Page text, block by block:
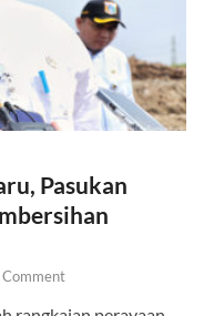
Pasukan
Comment